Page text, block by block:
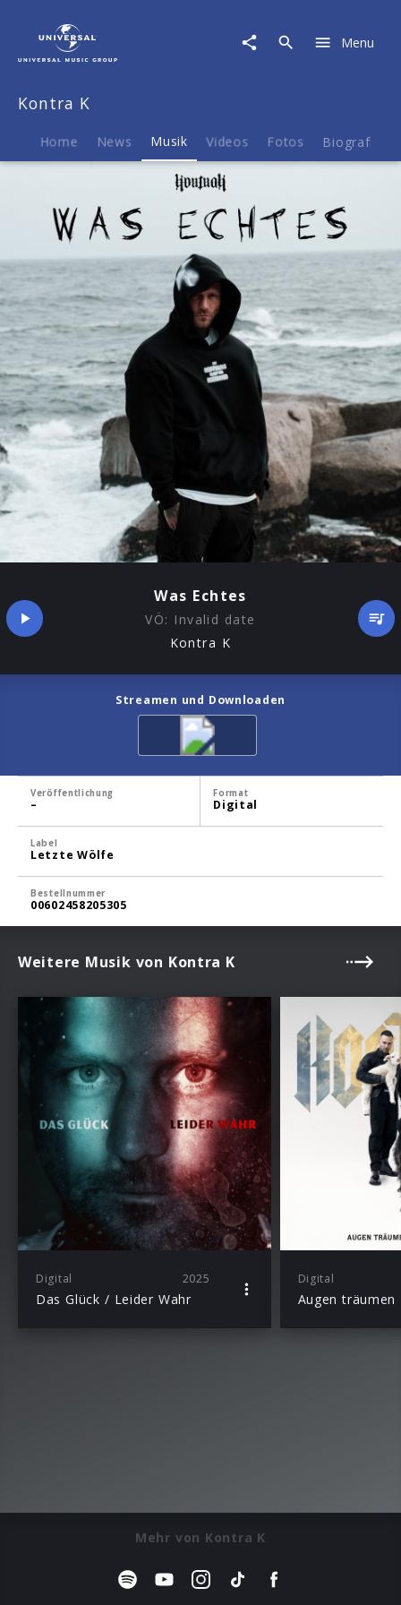
Musik
Was
Menu
Kontra K
Home News Musik Videos Fotos Biografie
Was Echtes
VÖ: Invalid date
Kontra K
Streamen und Downloaden
Veröffentlichung
–
Format
Digital
Label
Letzte Wölfe
Bestellnummer
00602458205305
Weitere Musik von Kontra K
Digital 2025
Das Glück / Leider Wahr
Digital
Mehr von Kontra K